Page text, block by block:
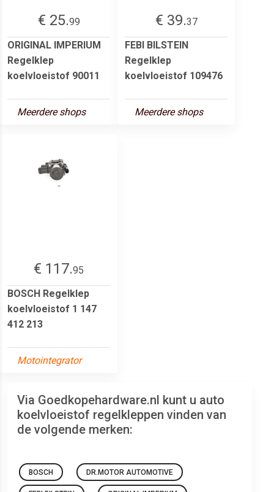
€ 25.99
ORIGINAL IMPERIUM
Regelklep
koelvloeistof 90011
Meerdere shops
€ 39.37
FEBI BILSTEIN
Regelklep
koelvloeistof 109476
Meerdere shops
€ 117.95
BOSCH Regelklep
koelvloeistof 1 147
412 213
Motointegrator
Via Goedkopehardware.nl kunt u auto
koelvloeistof regelkleppen vinden van
de volgende merken:
BOSCH DR.MOTOR AUTOMOTIVE